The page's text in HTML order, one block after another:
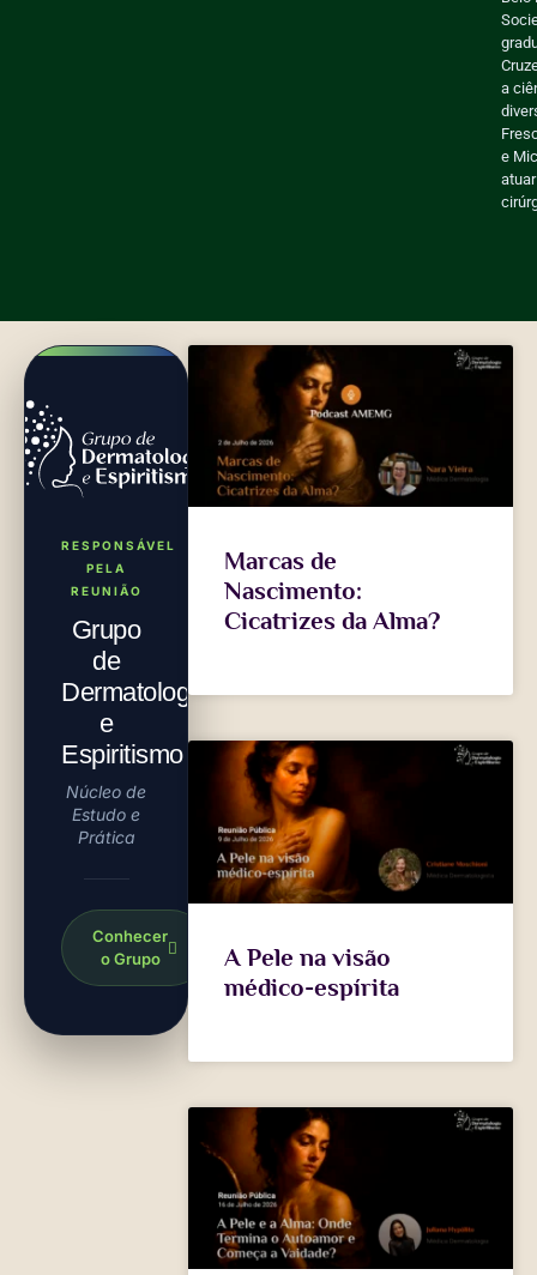
a
e
RESPONSÁVEL
PELA
REUNIÃO
Grupo
de
Dermatologia
e
Espiritismo
Núcleo de
Estudo e
Prática
Conhecer
o Grupo
Marcas de
Nascimento:
Cicatrizes da Alma?
A Pele na visão
médico-espírita